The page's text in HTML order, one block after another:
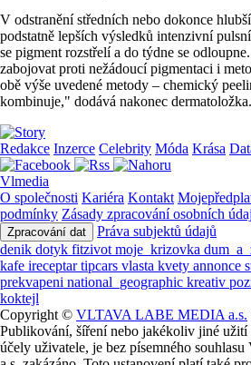
V odstranění středních nebo dokonce
podstatně lepších výsledků intenzivní
se pigment rozstřelí a do týdne se
zabojovat proti nežádoucí pigmentaci i
obě výše uvedené metody – chemický
kombinuje," dodává nakonec dermatoložka.
Redakce Inzerce Celebrity Móda Krása
Vlmedia
O společnosti Kariéra Kontakt
podmínky Zásady zpracování osobních
Zpracování dat
Práva subjektů údajů
denik dotyk fitzivot moje_krizovka
kafe ireceptartipcars vlasta kvety annonce
prekvapeni national_geographic kreativ
koktejl
Copyright © VLTAVA LABE MEDIA a.s.
Publikování, šíření nebo jakékoliv jiné užití
účely uživatele, je bez písemného